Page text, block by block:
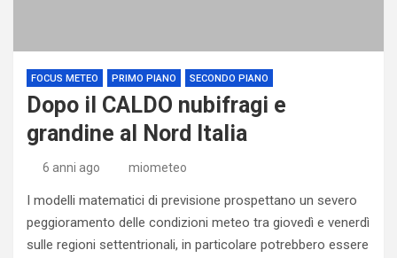
FOCUS METEO PRIMO PIANO SECONDO PIANO
Dopo il CALDO nubifragi e
grandine al Nord Italia
6 anni ago miometeo
I modelli matematici di previsione prospettano un severo
peggioramento delle condizioni meteo tra giovedì e venerdì
sulle regioni settentrionali, in particolare potrebbero essere